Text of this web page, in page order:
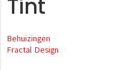
Tint
Behuizingen
Fractal Design